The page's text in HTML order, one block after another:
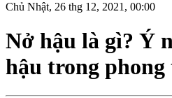
Chủ Nhật, 26 thg 12, 2021, 00:00
Nở hậu là gì? Ý
hậu trong